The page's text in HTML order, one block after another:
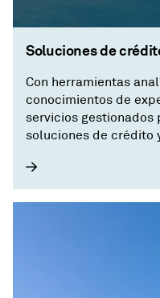
Soluciones de
Con herramientas
conocimientos de
servicios gestionados
soluciones de crédito
proveedores,